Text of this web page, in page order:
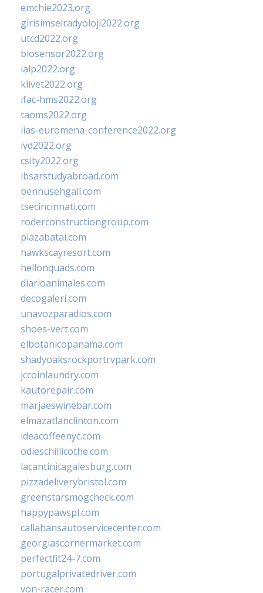
emchie2023.org
girisimselradyoloji2022.org
utcd2022.org
biosensor2022.org
ialp2022.org
klivet2022.org
ifac-hms2022.org
taoms2022.org
iias-euromena-conference2022.org
ivd2022.org
csity2022.org
ibsarstudyabroad.com
bennusehgall.com
tsecincinnati.com
roderconstructiongroup.com
plazabatai.com
hawkscayresort.com
hellonquads.com
diarioanimales.com
decogaleri.com
unavozparadios.com
shoes-vert.com
elbotanicopanama.com
shadyoaksrockportrvpark.com
jccoinlaundry.com
kautorepair.com
marjaeswinebar.com
elmazatlanclinton.com
ideacoffeenyc.com
odieschillicothe.com
lacantinitagalesburg.com
pizzadeliverybristol.com
greenstarsmogcheck.com
happypawspl.com
callahansautoservicecenter.com
georgiascornermarket.com
perfectfit24-7.com
portugalprivatedriver.com
von-racer.com